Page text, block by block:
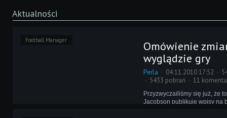
Aktualności
Football Manager
Omówienie
wyglądzie gry
Perla 04.11.2010 17:52
5433 pobrań
11
Przyzwyczailiśmy się już, że
Jacobson publikuje wpisy na